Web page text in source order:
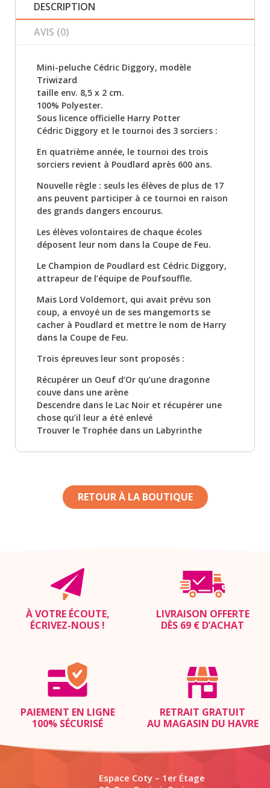
DESCRIPTION
AVIS (0)
Mini-peluche Cédric Diggory, modèle
Triwizard
taille env. 8,5 x 2 cm.
100% Polyester.
Sous licence officielle Harry Potter
Cédric Diggory et le tournoi des 3 sorciers :
En quatrième année, le tournoi des trois
sorciers revient à Poudlard après 600 ans.
Nouvelle règle : seuls les élèves de plus de 17
ans peuvent participer à ce tournoi en raison
des grands dangers encourus.
Les élèves volontaires de chaque écoles
déposent leur nom dans la Coupe de Feu.
Le Champion de Poudlard est Cédric Diggory,
attrapeur de l’équipe de Poufsouffle.
Mais Lord Voldemort, qui avait prévu son
coup, a envoyé un de ses mangemorts se
cacher à Poudlard et mettre le nom de Harry
dans la Coupe de Feu.
Trois épreuves leur sont proposés :
Récupérer un Oeuf d’Or qu’une dragonne
couve dans une arène
Descendre dans le Lac Noir et récupérer une
chose qu’il leur a été enlevé
Trouver le Trophée dans un Labyrinthe
RETOUR À LA BOUTIQUE
À VOTRE ÉCOUTE,
ÉCRIVEZ-NOUS !
LIVRAISON OFFERTE
DÈS 69 € D’ACHAT
PAIEMENT EN LIGNE
100% SÉCURISÉ
RETRAIT GRATUIT
AU MAGASIN DU HAVRE
Espace Coty – 1er Étage